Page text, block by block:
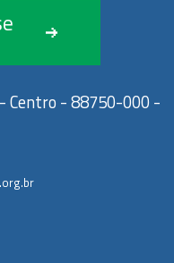
Centro - 88750-000 -